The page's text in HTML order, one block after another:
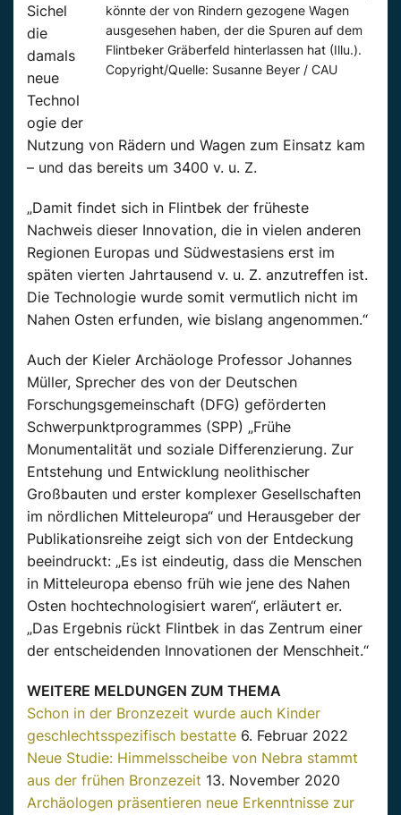
könnte der von Rindern gezogene Wagen
ausgesehen haben, der die Spuren auf dem
Flintbeker Gräberfeld hinterlassen hat (Illu.).
Copyright/Quelle: Susanne Beyer / CAU
Sichel
die
damals
neue
Technol
ogie der
Nutzung von Rädern und Wagen zum Einsatz kam
– und das bereits um 3400 v. u. Z.
„Damit findet sich in Flintbek der früheste
Nachweis dieser Innovation, die in vielen anderen
Regionen Europas und Südwestasiens erst im
späten vierten Jahrtausend v. u. Z. anzutreffen ist.
Die Technologie wurde somit vermutlich nicht im
Nahen Osten erfunden, wie bislang angenommen.“
Auch der Kieler Archäologe Professor Johannes
Müller, Sprecher des von der Deutschen
Forschungsgemeinschaft (DFG) geförderten
Schwerpunktprogrammes (SPP) „Frühe
Monumentalität und soziale Differenzierung. Zur
Entstehung und Entwicklung neolithischer
Großbauten und erster komplexer Gesellschaften
im nördlichen Mitteleuropa“ und Herausgeber der
Publikationsreihe zeigt sich von der Entdeckung
beeindruckt: „Es ist eindeutig, dass die Menschen
in Mitteleuropa ebenso früh wie jene des Nahen
Osten hochtechnologisiert waren“, erläutert er.
„Das Ergebnis rückt Flintbek in das Zentrum einer
der entscheidenden Innovationen der Menschheit.“
WEITERE MELDUNGEN ZUM THEMA
Schon in der Bronzezeit wurde auch Kinder
geschlechtsspezifisch bestatte 6. Februar 2022
Neue Studie: Himmelsscheibe von Nebra stammt
aus der frühen Bronzezeit 13. November 2020
Archäologen präsentieren neue Erkenntnisse zur